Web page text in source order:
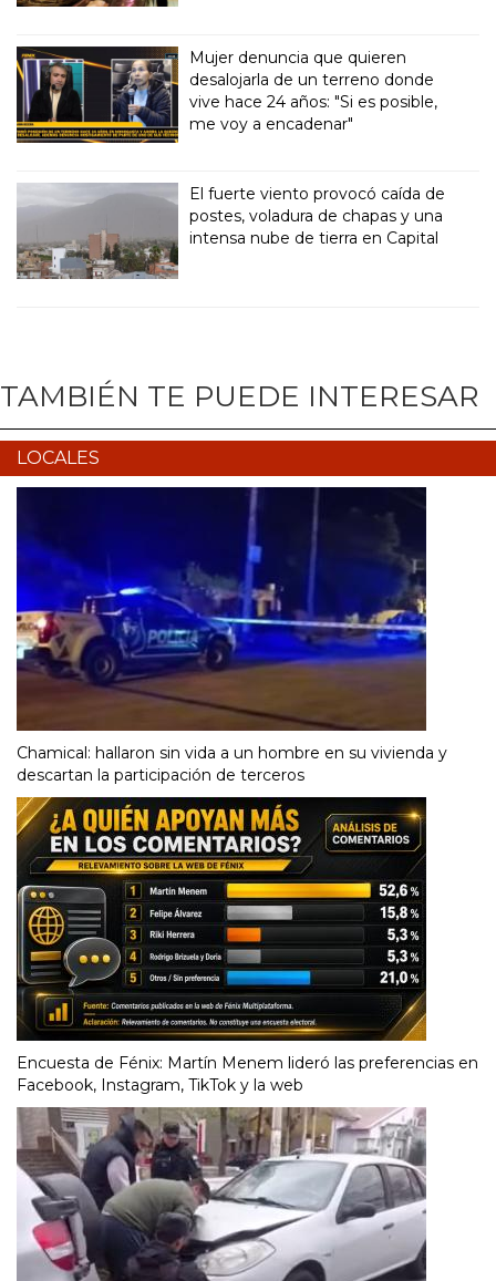
Mujer denuncia que quieren
desalojarla de un terreno donde
vive hace 24 años: "Si es posible,
me voy a encadenar"
El fuerte viento provocó caída de
postes, voladura de chapas y una
intensa nube de tierra en Capital
TAMBIÉN TE PUEDE INTERESAR
LOCALES
Chamical: hallaron sin vida a un hombre en su vivienda y
descartan la participación de terceros
Encuesta de Fénix: Martín Menem lideró las preferencias en
Facebook, Instagram, TikTok y la web